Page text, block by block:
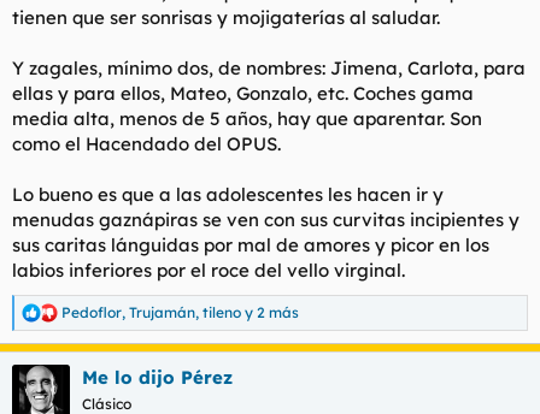
tienen que ser sonrisas y mojigaterías al saludar.
Y zagales, mínimo dos, de nombres: Jimena, Carlota, para
ellas y para ellos, Mateo, Gonzalo, etc. Coches gama
media alta, menos de 5 años, hay que aparentar. Son
como el Hacendado del OPUS.
Lo bueno es que a las adolescentes les hacen ir y
menudas gaznápiras se ven con sus curvitas incipientes y
sus caritas lánguidas por mal de amores y picor en los
labios inferiores por el roce del vello virginal.
R
e
a
c
c
Pedoflor, Trujamán, tileno y 2 más
Me lo dijo Pérez
Clásico